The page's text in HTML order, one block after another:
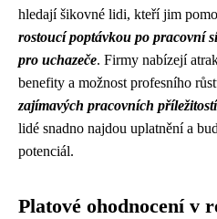
hledají šikovné lidi, kteří jim
rostoucí poptávkou po pracovní
pro uchazeče. Firmy nabízejí
benefity a možnost profesního
zajímavých pracovních příležitostí
lidé snadno najdou uplatnění a
potenciál.
Platové ohodnocení v